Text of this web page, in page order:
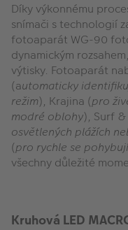
Díky výkonnému
snímači s technologií
fotoaparát WG-90
dynamickým
výtisky. Fotoaparát
(automaticky
režim), Krajina (pro
modré oblohy), Surf
osvětlených plážích
(pro rychle se
všechny důležité
Kruhová LED